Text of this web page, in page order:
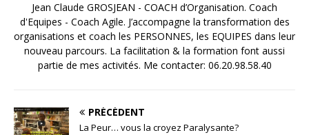
Jean Claude GROSJEAN - COACH d’Organisation. Coach
d'Equipes - Coach Agile. J’accompagne la transformation des
organisations et coach les PERSONNES, les EQUIPES dans leur
nouveau parcours. La facilitation & la formation font aussi
partie de mes activités. Me contacter: 06.20.98.58.40
PRÉCÉDENT
La Peur… vous la croyez Paralysante?